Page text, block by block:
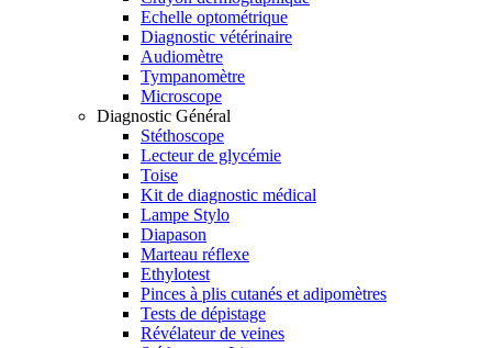
Echelle optométrique
Diagnostic vétérinaire
Audiomètre
Tympanomètre
Microscope
Diagnostic Général
Stéthoscope
Lecteur de glycémie
Toise
Kit de diagnostic médical
Lampe Stylo
Diapason
Marteau réflexe
Ethylotest
Pinces à plis cutanés et adipomètres
Tests de dépistage
Révélateur de veines